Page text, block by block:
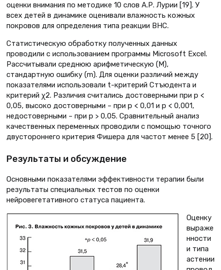
оценки внимания по методике 10 слов А.Р. Лурии [19]. У
всех детей в динамике оценивали влажность кожных
покровов для определения типа реакции ВНС.
Статистическую обработку полученных данных
проводили с использованием программы Microsoft Excel.
Рассчитывали среднюю арифметическую (М),
стандартную ошибку (m). Для оценки различий между
показателями использовали t-критерий Стъюдента и
критерий χ2. Различия считались достоверными при р <
0,05, высоко достоверными – при p < 0,01 и p < 0,001,
недостоверными – при р > 0,05. Сравнительный анализ
качественных переменных проводили с помощью точного
двустороннего критерия Фишера для частот менее 5 [20].
Результаты и обсуждение
Основными показателями эффективности терапии были
результаты специальных тестов по оценки
нейровегетативного статуса пациента.
Оценку
выраже
нности
и типа
астении